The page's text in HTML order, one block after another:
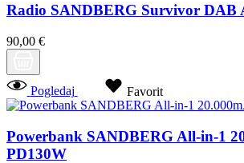
Radio SANDBERG Survivor DAB
90,00 €
Pogledaj Favorit
Powerbank SANDBERG All-in-1
PD130W